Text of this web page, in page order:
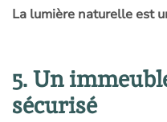
La lumière naturelle est
5. Un
sécurisé